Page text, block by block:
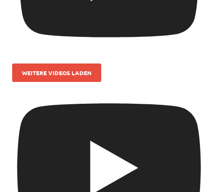
WEITERE VIDEOS LADEN